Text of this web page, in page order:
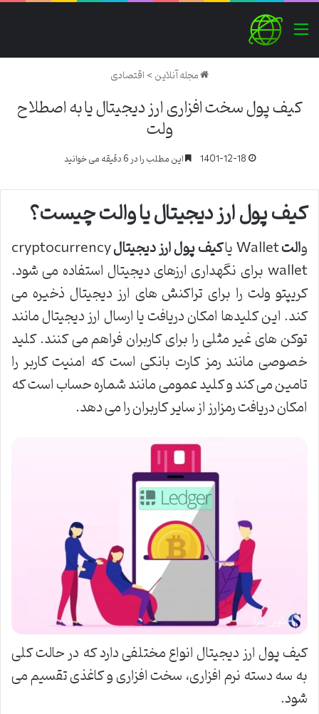
منو
مجله آنلاین>اقتصادی
کیف پول سخت افزاری ارز دیجیتال یا به اصطلاح
ولت
1401-12-18 این مطلب را در 6 دقیقه می خوانید
کیف پول ارز دیجیتال یا والت چیست؟
والتWallet یا کیف پولارز دیجیتالcryptocurrency
wallet برای نگهداری ارزهای دیجیتال استفاده می شود.
کریپتو ولت را برای تراکنش های ارز دیجیتال ذخیره می
کند. این کلیدها امکان دریافت یا ارسال ارز دیجیتال مانند
توکن های غیر مثلی را برای کاربران فراهم می کنند. کلید
خصوصی مانند رمز کارت بانکی است که امنیت کاربر را
تامین می کند و کلید عمومی مانند شماره حساب است که
امکان دریافت رمزارز از سایر کاربران را می دهد.
کیف پول ارز دیجیتال انواع مختلفی دارد که در حالت کلی
به سه دسته نرم افزاری، سخت افزاری و کاغذی تقسیم می
شود.